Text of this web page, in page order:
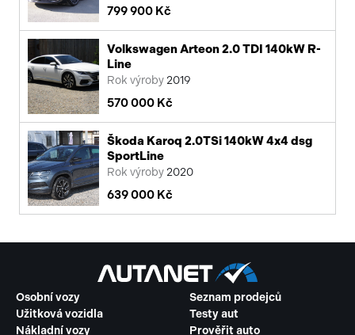
799 900 Kč
Volkswagen Arteon 2.0 TDI 140kW R-
Line
Rok výroby 2019
570 000 Kč
Škoda Karoq 2.0TSi 140kW 4x4 dsg
SportLine
Rok výroby 2020
639 000 Kč
Osobní vozy
Užitková vozidla
Nákladní vozy
Seznam prodejců
Testy aut
Prověřit auto